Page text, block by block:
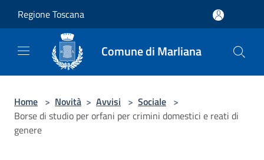
Regione Toscana
Comune di Marliana
Home > Novità > Avvisi > Sociale >
Borse di studio per orfani per crimini domestici e reati di
genere